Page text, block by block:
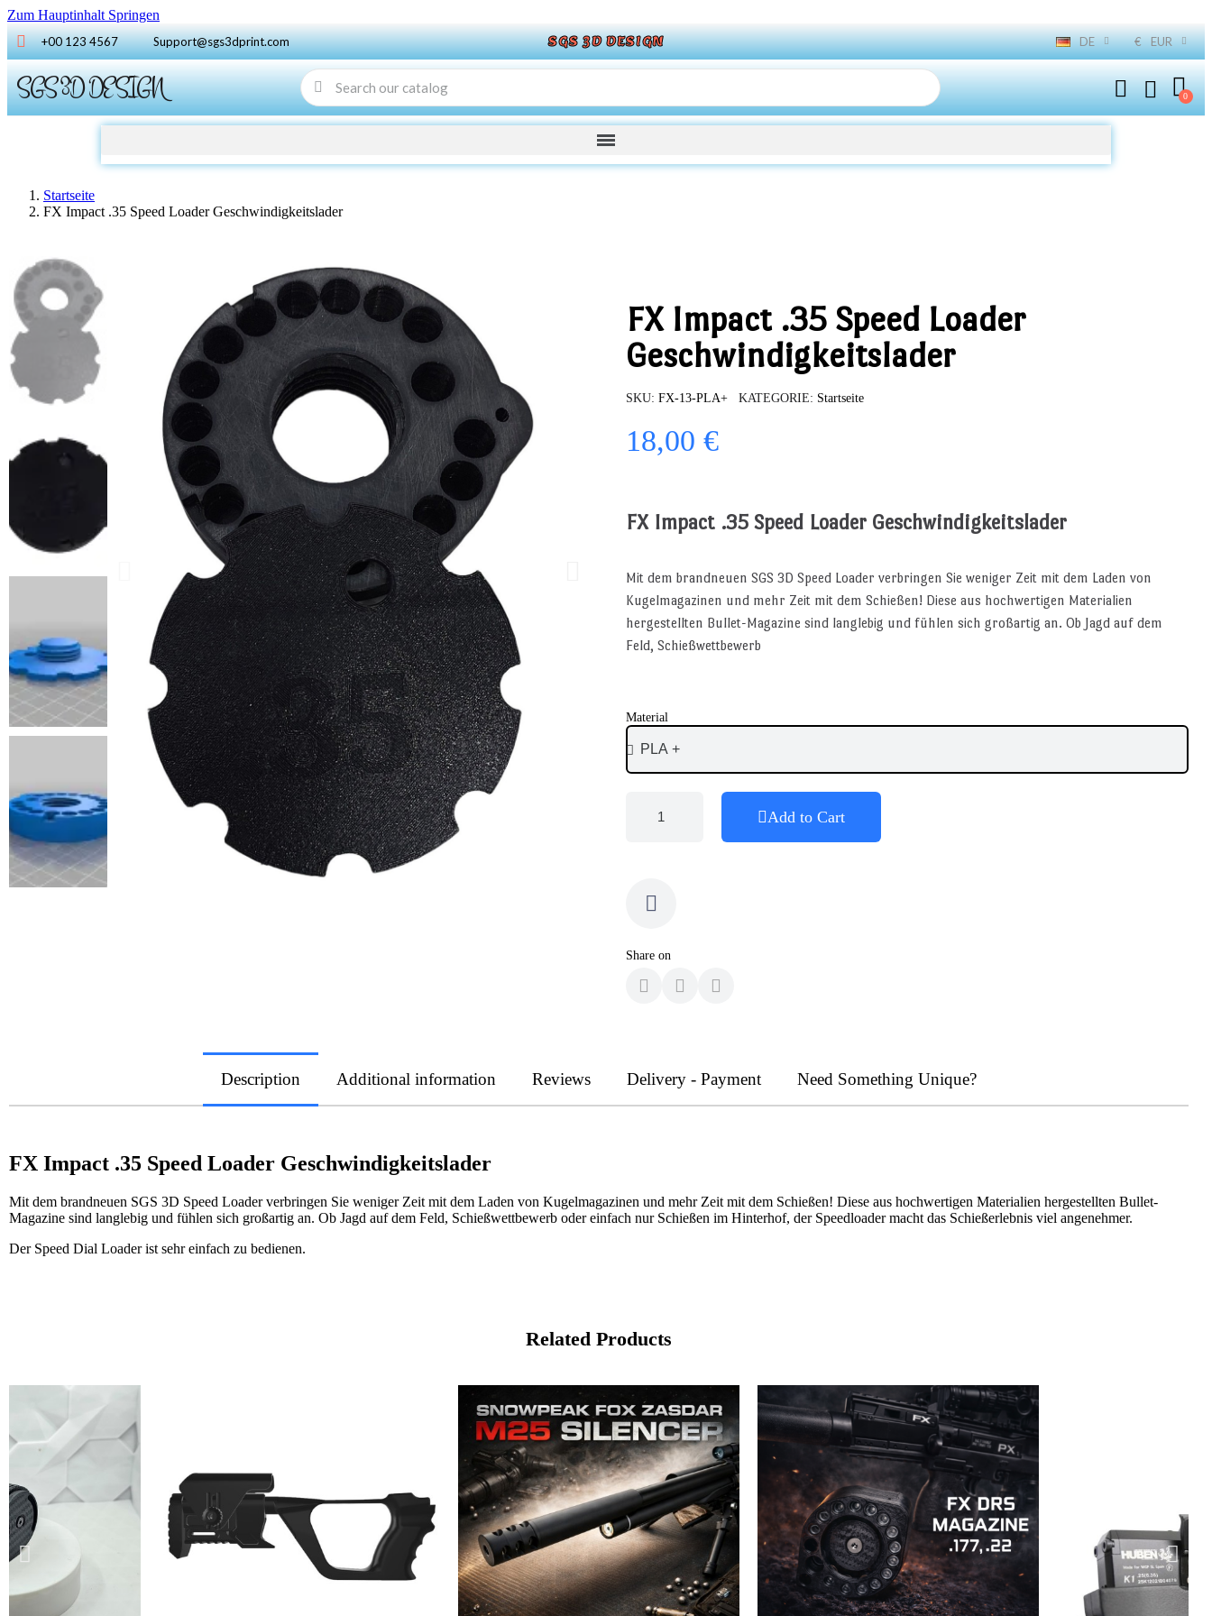
Zum Hauptinhalt Springen
+00 123 4567 Support@sgs3dprint.com SGS 3D DESIGN DE € EUR
SGS 3D DESIGN
Startseite
FX Impact .35 Speed Loader Geschwindigkeitslader
FX Impact .35 Speed Loader
Geschwindigkeitslader
SKU FX-13-PLA+ KATEGORIE Startseite
18,00 €
FX Impact .35 Speed Loader Geschwindigkeitslader
Mit dem brandneuen SGS 3D Speed Loader verbringen Sie weniger Zeit mit dem Laden von
Kugelmagazinen und mehr Zeit mit dem Schießen! Diese aus hochwertigen Materialien
hergestellten Bullet-Magazine sind langlebig und fühlen sich großartig an. Ob Jagd auf dem
Feld, Schießwettbewerb
Material
Add to Cart
Share on
Description Additional information Reviews Delivery - Payment Need Something Unique?
FX Impact .35 Speed Loader Geschwindigkeitslader
Mit dem brandneuen SGS 3D Speed Loader verbringen Sie weniger Zeit mit dem Laden von Kugelmagazinen und mehr Zeit mit dem Schießen! Diese aus hochwertigen Materialien hergestellten Bullet-
Magazine sind langlebig und fühlen sich großartig an. Ob Jagd auf dem Feld, Schießwettbewerb oder einfach nur Schießen im Hinterhof, der Speedloader macht das Schießerlebnis viel angenehmer.
Der Speed Dial Loader ist sehr einfach zu bedienen.
Related Products